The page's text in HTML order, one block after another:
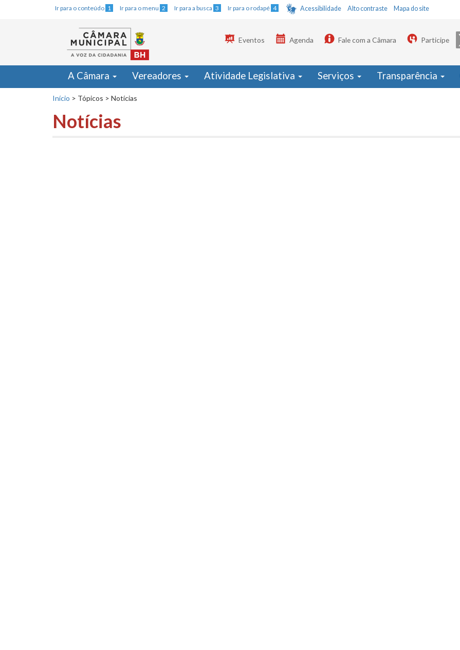
Ir para o conteúdo 1 Ir para o menu 2 Ir para a busca 3 Ir para o rodapé 4 Acessibilidade Alto contraste Mapa do site
Eventos Agenda Fale com a Câmara Participe
A Câmara Vereadores Atividade Legislativa Serviços Transparência
Início > Tópicos > Notícias
Notícias